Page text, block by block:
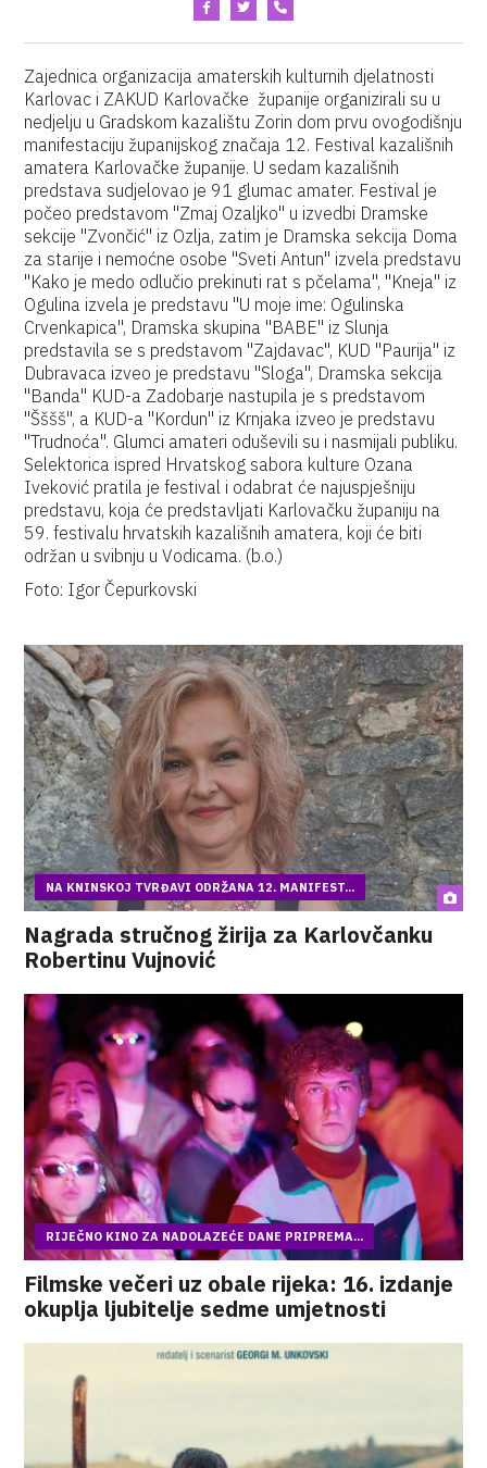
Zajednica organizacija amaterskih kulturnih djelatnosti
Karlovac i ZAKUD Karlovačke županije organizirali su u
nedjelju u Gradskom kazalištu Zorin dom prvu ovogodišnju
manifestaciju županijskog značaja 12. Festival kazališnih
amatera Karlovačke županije. U sedam kazališnih
predstava sudjelovao je 91 glumac amater. Festival je
počeo predstavom "Zmaj Ozaljko" u izvedbi Dramske
sekcije "Zvončić" iz Ozlja, zatim je Dramska sekcija Doma
za starije i nemoćne osobe "Sveti Antun" izvela predstavu
"Kako je medo odlučio prekinuti rat s pčelama", "Kneja" iz
Ogulina izvela je predstavu "U moje ime: Ogulinska
Crvenkapica", Dramska skupina "BABE" iz Slunja
predstavila se s predstavom "Zajdavac", KUD "Paurija" iz
Dubravaca izveo je predstavu "Sloga", Dramska sekcija
"Banda" KUD-a Zadobarje nastupila je s predstavom
"Šššš", a KUD-a "Kordun" iz Krnjaka izveo je predstavu
"Trudnoća". Glumci amateri oduševili su i nasmijali publiku.
Selektorica ispred Hrvatskog sabora kulture Ozana
Iveković pratila je festival i odabrat će najuspješniju
predstavu, koja će predstavljati Karlovačku županiju na
59. festivalu hrvatskih kazališnih amatera, koji će biti
održan u svibnju u Vodicama. (b.o.)
Foto: Igor Čepurkovski
NA KNINSKOJ TVRĐAVI ODRŽANA 12. MANIFEST...
Nagrada stručnog žirija za Karlovčanku
Robertinu Vujnović
RIJEČNO KINO ZA NADOLAZEĆE DANE PRIPREMA...
Filmske večeri uz obale rijeka: 16. izdanje
okuplja ljubitelje sedme umjetnosti